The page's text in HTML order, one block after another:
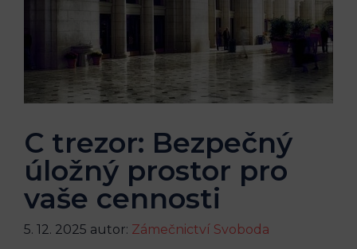
C trezor: Bezpečný
úložný prostor pro
vaše cennosti
5. 12. 2025 autor: Zámečnictví Svoboda